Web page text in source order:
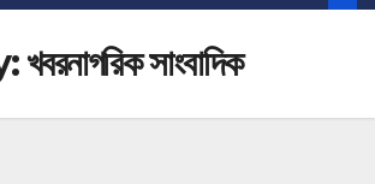
খবরনাগরিক সাংবাদিক